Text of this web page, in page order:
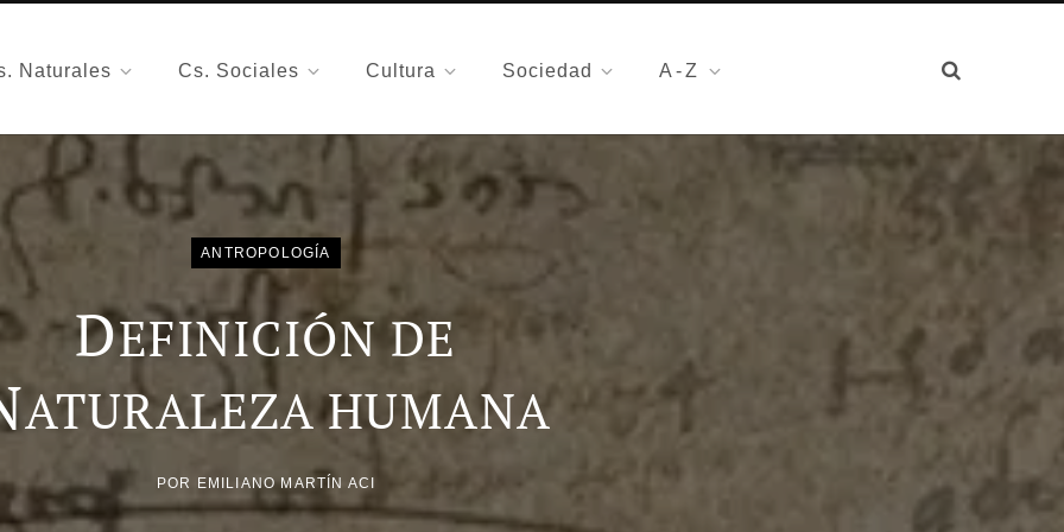
Naturales Cs. Sociales Cultura Sociedad A-Z
ANTROPOLOGÍA
DEFINICIÓN DE
ATURALEZA HUMANA
POR EMILIANO MARTÍN ACI